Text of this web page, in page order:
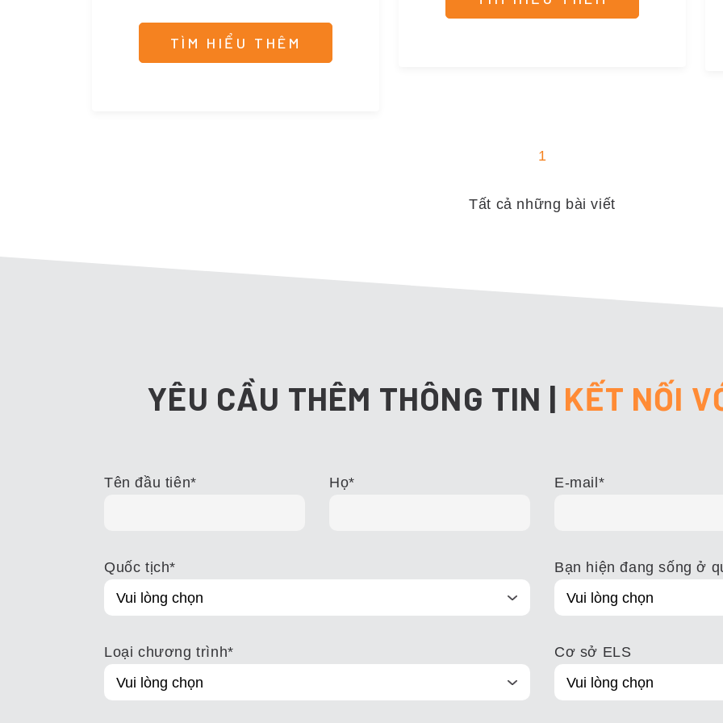
TÌM HIỂU THÊM
1
Tất cả những bài viết
YÊU CẦU THÊM THÔNG TIN | KẾT NỐI
Tên đầu tiên* Họ* E-mail *
Quốc tịch* Bạn hiện đang sống ở
Loại chương trình* Cơ sở ELS